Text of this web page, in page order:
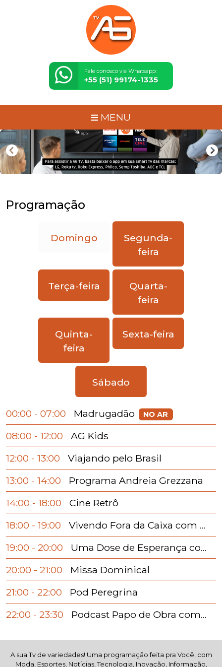
Fale conosco via Whatsapp:
+55 (51) 99174-1335
MENU
Programação
Domingo
Segunda-
feira
Terça-feira
Quarta-
feira
Quinta-
feira
Sexta-feira
Sábado
00:00 - 07:00 Madrugadão NO AR
08:00 - 12:00
AG Kids
12:00 - 13:00
Viajando pelo Brasil
13:00 - 14:00
Programa Andreia Grezzana
14:00 - 18:00
Cine Retrô
18:00 - 19:00
Vivendo Fora da Caixa com Damaris Del Co
19:00 - 20:00
Uma Dose de Esperança com Terapeuta San
20:00 - 21:00
Missa Dominical
21:00 - 22:00
Pod Peregrina
22:00 - 23:30
Podcast Papo de Obra com Luciano Soares
A sua Tv de variedades! Uma programação feita pra Você, com
Moda, Esportes, Notícias, Tecnologia, Inovação, Informação,